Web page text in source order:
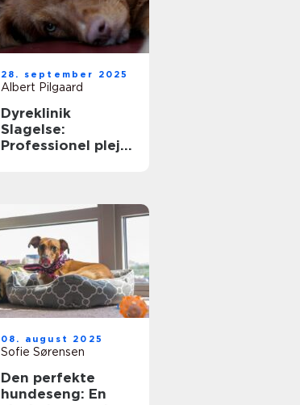
28. september 2025
Albert Pilgaard
Dyreklinik
Slagelse:
Professionel pleje
08. august 2025
Sofie Sørensen
Den perfekte
hundeseng: En